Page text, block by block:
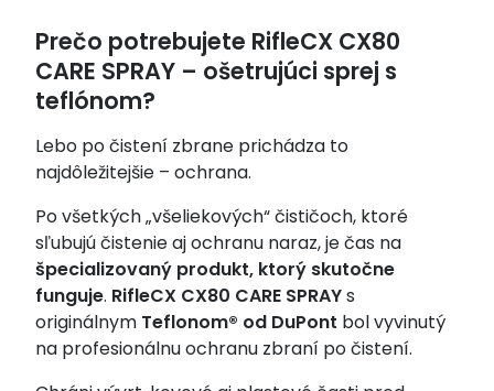
ošetrujúci
sprej
Prečo potrebujete RifleCX CX80
CARE SPRAY – ošetrujúci sprej s
teflónom?
Lebo po čistení zbrane prichádza to
najdôležitejšie – ochrana.
Po všetkých „všeliekových“ čističoch, ktoré
sľubujú čistenie aj ochranu naraz, je čas na
špecializovaný produkt, ktorý skutočne
funguje. RifleCX CX80 CARE SPRAYs
originálnym Teflonom® od DuPont bol vyvinutý
na profesionálnu ochranu zbraní po čistení.